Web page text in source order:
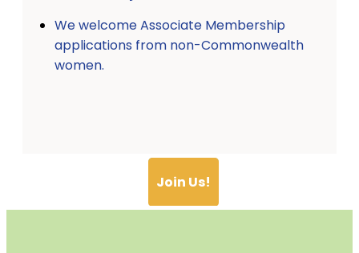
We welcome Associate Membership
applications from non-Commonwealth
women.
Join Us!